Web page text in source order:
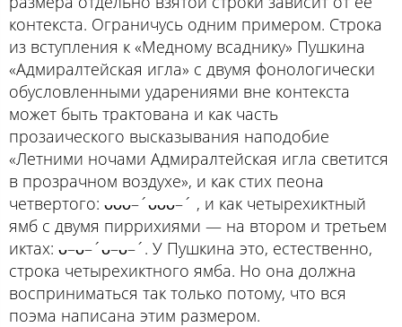
контекста. Ограничусь одним примером. Строка
из вступления к «Медному всаднику» Пушкина
«Адмиралтейская игла» с двумя фонологически
обусловленными ударениями вне контекста
может быть трактована и как часть
прозаического высказывания наподобие
«Летними ночами Адмиралтейская игла светится
в прозрачном воздухе», и как стих пеона
четвертого: ᴗᴗᴗ–´ᴗᴗᴗ–´ , и как четырехиктный
ямб с двумя пиррихиями — на втором и третьем
иктах: ᴗ–ᴗ–´ᴗ–ᴗ–´. У Пушкина это, естественно,
строка четырехиктного ямба. Но она должна
восприниматься так только потому, что вся
поэма написана этим размером.